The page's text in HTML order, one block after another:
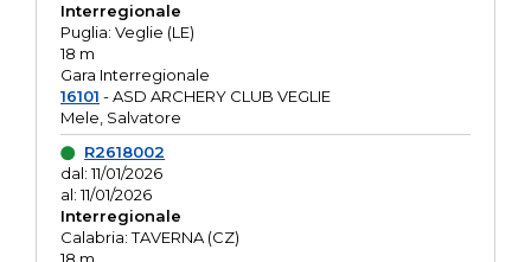
Interregionale
Puglia: Veglie (LE)
18 m
Gara Interregionale
16101 - ASD ARCHERY CLUB VEGLIE
Mele, Salvatore
R2618002
dal: 11/01/2026
al: 11/01/2026
Interregionale
Calabria: TAVERNA (CZ)